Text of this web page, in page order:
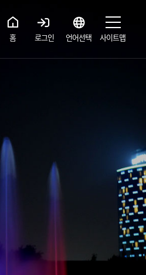
홈 로그인 언어선택 사이트맵